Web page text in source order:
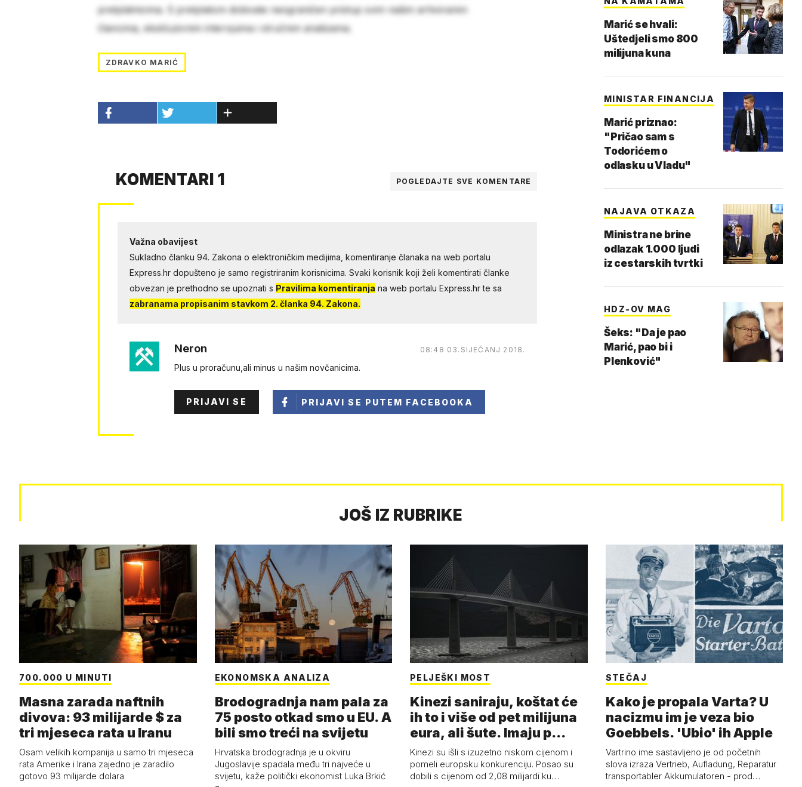
pretplatnicima. S pretplatom dobivate neograničen pristup svim našim arhiviranim
člancima, ekskluzivnim intervjuima i stručnim analizama.
ZDRAVKO MARIĆ
KOMENTARI 1 POGLEDAJTE SVE KOMENTARE
Važna obavijest
Sukladno članku 94. Zakona o elektroničkim medijima, komentiranje članaka na web portalu
Express.hr dopušteno je samo registriranim korisnicima. Svaki korisnik koji želi komentirati članke
obvezan je prethodno se upoznati s Pravilima komentiranja na web portalu Express.hr te sa
zabranama propisanim stavkom 2. članka 94. Zakona.
Neron 08:48 03.SIJEČANJ 2018.
Plus u proračunu,ali minus u našim novčanicima.
PRIJAVI SE PRIJAVI SE PUTEM FACEBOOKA
Marić se hvali:
Uštedjeli smo 800
milijuna kuna
MINISTAR FINANCIJA
Marić priznao:
"Pričao sam s
Todorićem o
odlasku u Vladu"
NAJAVA OTKAZA
Ministra ne brine
odlazak 1.000 ljudi
iz cestarskih tvrtki
HDZ-OV MAG
Šeks: "Da je pao
Marić, pao bi i
Plenković"
JOŠ IZ RUBRIKE
700.000 U MINUTI
Masna zarada naftnih
divova: 93 milijarde $ za
tri mjeseca rata u Iranu
Osam velikih kompanija u samo tri mjeseca
rata Amerike i Irana zajedno je zaradilo
gotovo 93 milijarde dolara
EKONOMSKA ANALIZA
Brodogradnja nam pala za
75 posto otkad smo u EU. A
bili smo treći na svijetu
Hrvatska brodogradnja je u okviru
Jugoslavije spadala među tri najveće u
svijetu, kaže politički ekonomist Luka Brkić
PELJEŠKI MOST
Kinezi saniraju, koštat će
ih to i više od pet milijuna
eura, ali šute. Imaju p…
Kinezi su išli s izuzetno niskom cijenom i
pomeli europsku konkurenciju. Posao su
dobili s cijenom od 2,08 milijardi ku…
STEČAJ
Kako je propala Varta? U
nacizmu im je veza bio
Goebbels. 'Ubio' ih Apple
Vartrino ime sastavljeno je od početnih
slova izraza Vertrieb, Aufladung, Reparatur
transportabler Akkumulatoren - prod…